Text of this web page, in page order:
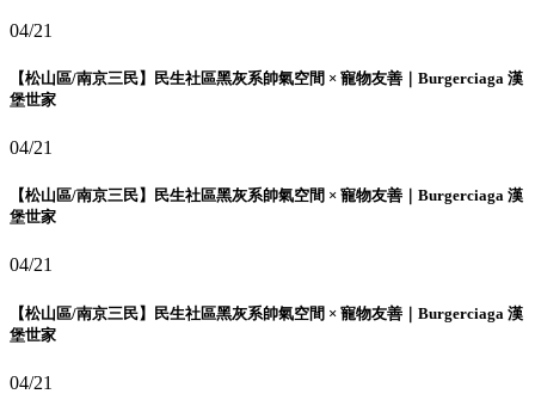
04/21
【松山區/南京三民】民生社區黑灰系帥氣空間 × 寵物友善｜Burgerciaga 漢
堡世家
04/21
【松山區/南京三民】民生社區黑灰系帥氣空間 × 寵物友善｜Burgerciaga 漢
堡世家
04/21
【松山區/南京三民】民生社區黑灰系帥氣空間 × 寵物友善｜Burgerciaga 漢
堡世家
04/21